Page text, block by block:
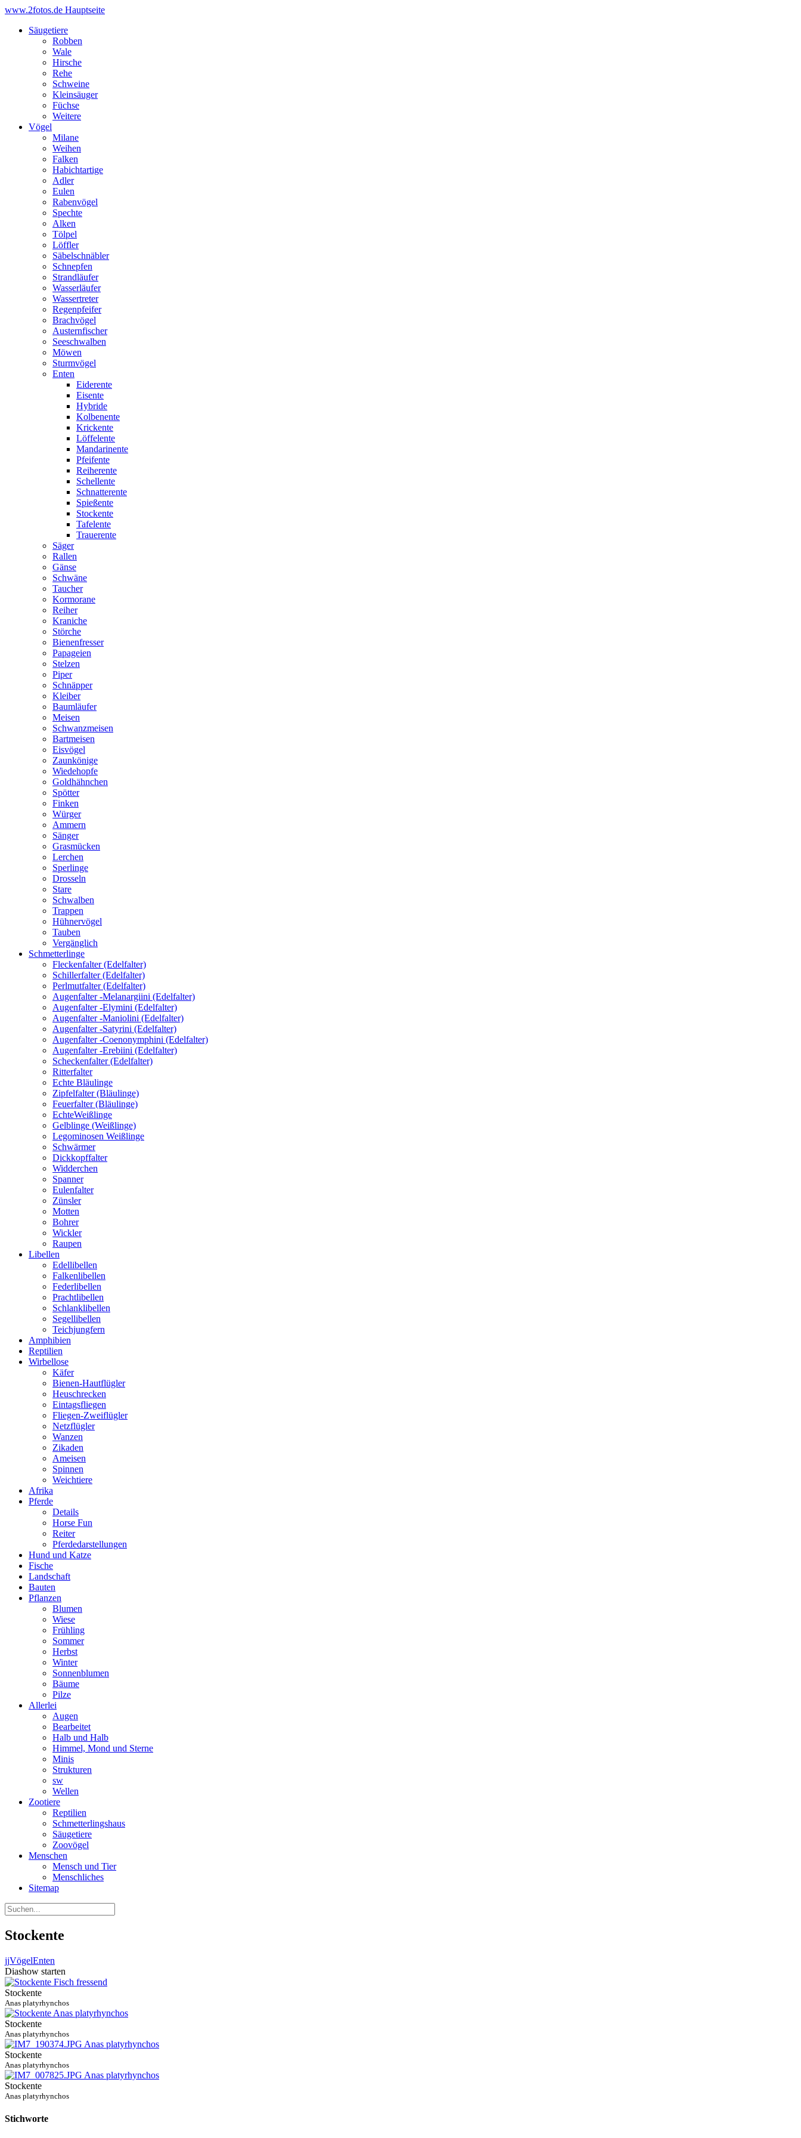
www.2fotos.de Hauptseite
Säugetiere
Robben
Wale
Hirsche
Rehe
Schweine
Kleinsäuger
Füchse
Weitere
Vögel
Milane
Weihen
Falken
Habichtartige
Adler
Eulen
Rabenvögel
Spechte
Alken
Tölpel
Löffler
Säbelschnäbler
Schnepfen
Strandläufer
Wasserläufer
Wassertreter
Regenpfeifer
Brachvögel
Austernfischer
Seeschwalben
Möwen
Sturmvögel
Enten
Eiderente
Eisente
Hybride
Kolbenente
Krickente
Löffelente
Mandarinente
Pfeifente
Reiherente
Schellente
Schnatterente
Spießente
Stockente
Tafelente
Trauerente
Säger
Rallen
Gänse
Schwäne
Taucher
Kormorane
Reiher
Kraniche
Störche
Bienenfresser
Papageien
Stelzen
Piper
Schnäpper
Kleiber
Baumläufer
Meisen
Schwanzmeisen
Bartmeisen
Eisvögel
Zaunkönige
Wiedehopfe
Goldhähnchen
Spötter
Finken
Würger
Ammern
Sänger
Grasmücken
Lerchen
Sperlinge
Drosseln
Stare
Schwalben
Trappen
Hühnervögel
Tauben
Vergänglich
Schmetterlinge
Fleckenfalter (Edelfalter)
Schillerfalter (Edelfalter)
Perlmutfalter (Edelfalter)
Augenfalter -Melanargiini (Edelfalter)
Augenfalter -Elymini (Edelfalter)
Augenfalter -Maniolini (Edelfalter)
Augenfalter -Satyrini (Edelfalter)
Augenfalter -Coenonymphini (Edelfalter)
Augenfalter -Erebiini (Edelfalter)
Scheckenfalter (Edelfalter)
Ritterfalter
Echte Bläulinge
Zipfelfalter (Bläulinge)
Feuerfalter (Bläulinge)
EchteWeißlinge
Gelblinge (Weißlinge)
Legominosen Weißlinge
Schwärmer
Dickkopffalter
Widderchen
Spanner
Eulenfalter
Zünsler
Motten
Bohrer
Wickler
Raupen
Libellen
Edellibellen
Falkenlibellen
Federlibellen
Prachtlibellen
Schlanklibellen
Segellibellen
Teichjungfern
Amphibien
Reptilien
Wirbellose
Käfer
Bienen-Hautflügler
Heuschrecken
Eintagsfliegen
Fliegen-Zweiflügler
Netzflügler
Wanzen
Zikaden
Ameisen
Spinnen
Weichtiere
Afrika
Pferde
Details
Horse Fun
Reiter
Pferdedarstellungen
Hund und Katze
Fische
Landschaft
Bauten
Pflanzen
Blumen
Wiese
Frühling
Sommer
Herbst
Winter
Sonnenblumen
Bäume
Pilze
Allerlei
Augen
Bearbeitet
Halb und Halb
Himmel, Mond und Sterne
Minis
Strukturen
sw
Wellen
Zootiere
Reptilien
Schmetterlingshaus
Säugetiere
Zoovögel
Menschen
Mensch und Tier
Menschliches
Sitemap
Stockente
jjVögelEnten
Diashow starten
Stockente
Anas platyrhynchos
Stockente
Anas platyrhynchos
Stockente
Anas platyrhynchos
Stockente
Anas platyrhynchos
Stichworte